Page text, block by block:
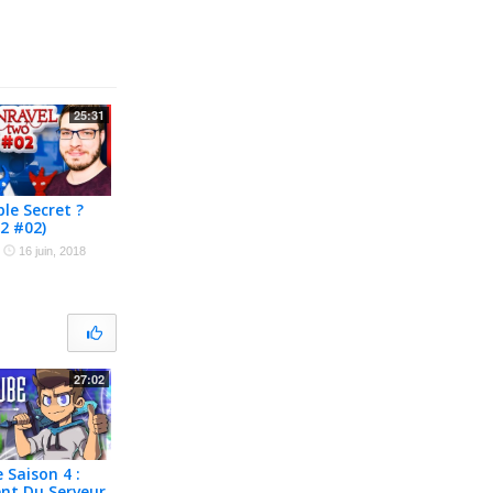
25:31
Secret ?
#02)
16 juin, 2018
27:02
Saison 4 :